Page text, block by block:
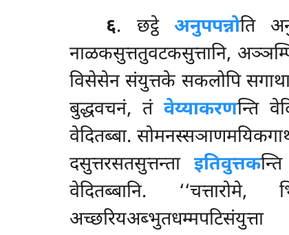
६. छट्ठे अनुपपन्नोति
नाळकसुत्ततुवटकसुत्तानि,
विसेसेन संयुत्तके सकलोपि
बुद्धवचनं, तं वेय्याकरणन्ति
वेदितब्बा.
दसुत्तरसतसुत्तन्ता इतिवुत्तक
वेदितब्बानि.